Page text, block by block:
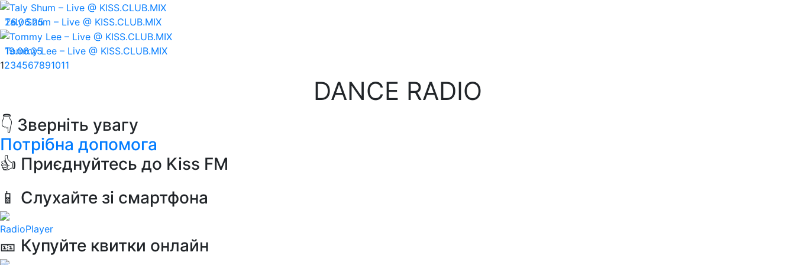
26.06.25
Taly Shum – Live @ KISS.CLUB.MIX
19.06.25
Tommy Lee – Live @ KISS.CLUB.MIX
1234567891011
DANCE RADIO
👇 Зверніть увагу
Потрібна допомога
👍 Приєднуйтесь до Kiss FM
📱 Слухайте зі смартфона
RadioPlayer
🎫 Купуйте квитки онлайн